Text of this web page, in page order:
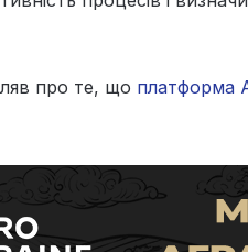
про те, що платформа